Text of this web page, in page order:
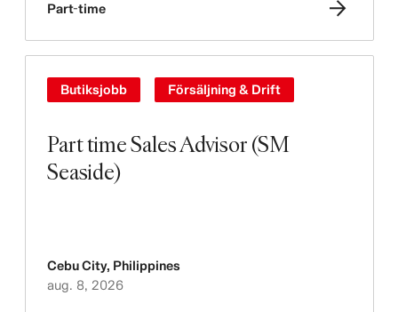
Part-time
Part time Sales Advisor (SM
Seaside)
Butiksjobb Försäljning & Drift
Cebu City, Philippines
aug. 8, 2026